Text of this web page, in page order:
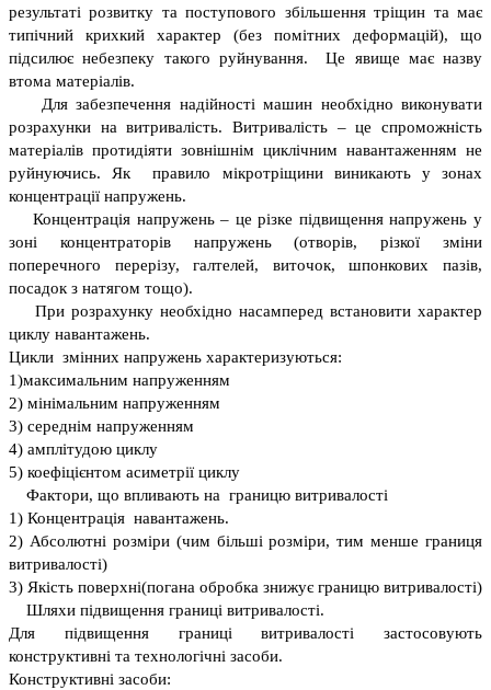
результаті розвитку та поступового збільшення тріщин та має
типічний крихкий характер (без помітних деформацій), що
підсилює небезпеку такого руйнування. Це явище має назву
втома матеріалів.
Для забезпечення надійності машин необхідно виконувати
розрахунки на витривалість. Витривалість – це спроможність
матеріалів протидіяти зовнішнім циклічним навантаженням не
руйнуючись. Як правило мікротріщини виникають у зонах
концентрації напружень.
Концентрація напружень – це різке підвищення напружень у
зоні концентраторів напружень (отворів, різкої зміни
поперечного перерізу, галтелей, виточок, шпонкових пазів,
посадок з натягом тощо).
При розрахунку необхідно насамперед встановити характер
циклу навантажень.
Цикли змінних напружень характеризуються:
1)максимальним напруженням
2) мінімальним напруженням
3) середнім напруженням
4) амплітудою циклу
5) коефіцієнтом асиметрії циклу
Фактори, що впливають на границю витривалості
1) Концентрація навантажень.
2) Абсолютні розміри (чим більші розміри, тим менше границя
витривалості)
3) Якість поверхні(погана обробка знижує границю витривалості)
Шляхи підвищення границі витривалості.
Для підвищення границі витривалості застосовують
конструктивні та технологічні засоби.
Конструктивні засоби: